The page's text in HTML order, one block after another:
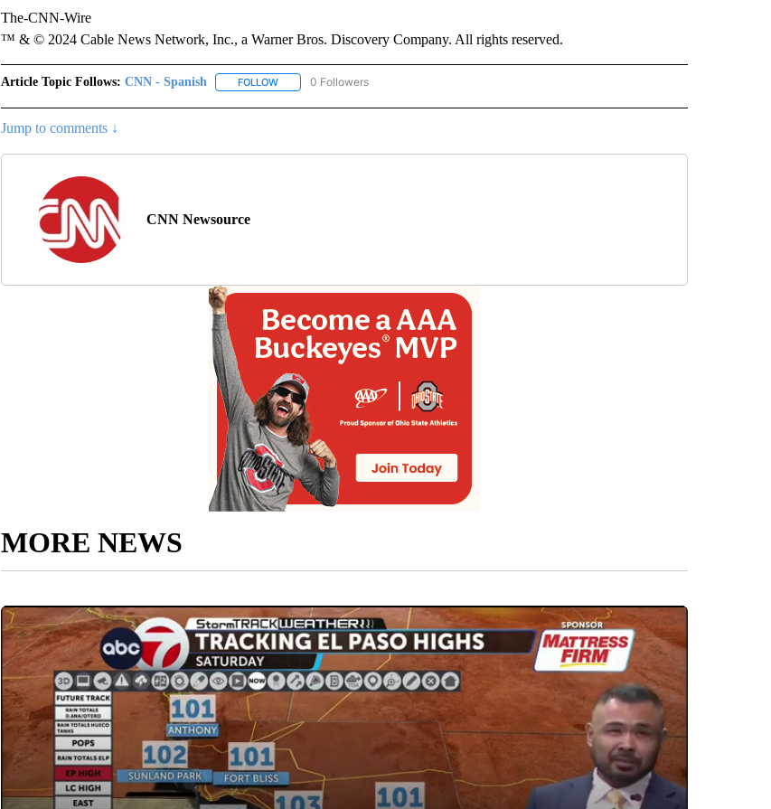
The-CNN-Wire
™ & © 2024 Cable News Network, Inc., a Warner Bros. Discovery Company. All rights reserved.
Article Topic Follows: CNN - Spanish FOLLOWFOLLOW "CNN - SPANISH" TO RECEIVE NOTIFICATIONS ABOUT NEW PAGES ON "CNN - SPANISH".
0 Followers
Jump to comments ↓
CNN Newsource
MORE NEWS